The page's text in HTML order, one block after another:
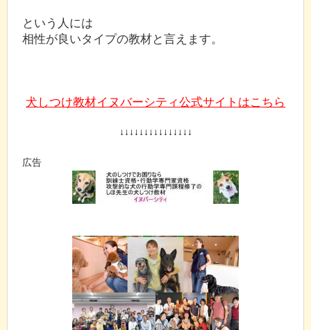
という人には
相性が良いタイプの教材と言えます。
犬しつけ教材イヌバーシティ公式サイトはこちら
↓↓↓↓↓↓↓↓↓↓↓↓↓↓↓
広告